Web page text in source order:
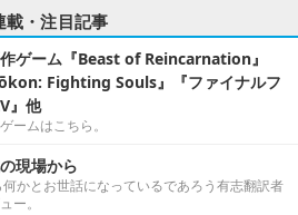
載・注目記事
ゲーム『Beast of Reincarnation』
Fighting Souls』『ファイナルフ
』他
ームはこちら。
現場から
何かとお世話になっているであろう有志翻訳者
ー。